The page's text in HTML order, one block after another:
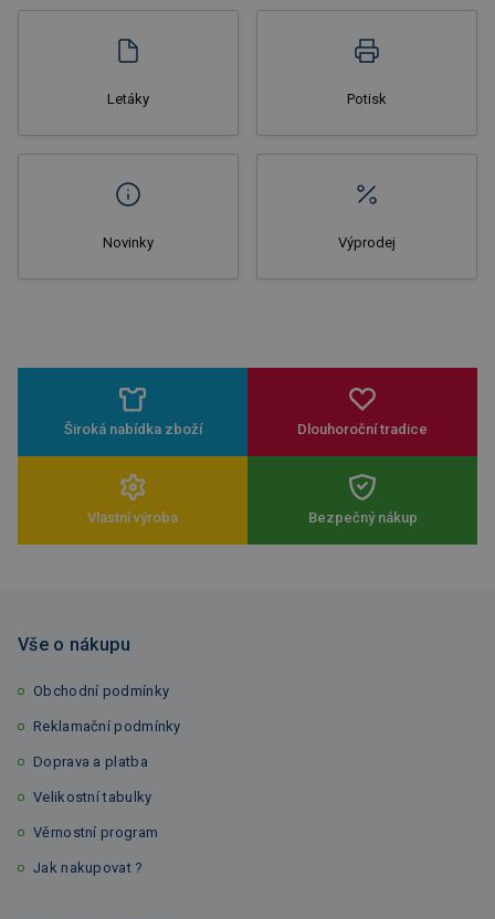
Letáky Potisk
Novinky Výprodej
Široká nabídka zboží Dlouhoroční tradice
Vlastní výroba Bezpečný nákup
Vše o nákupu
Obchodní podmínky
Reklamační podmínky
Doprava a platba
Velikostní tabulky
Věrnostní program
Jak nakupovat ?